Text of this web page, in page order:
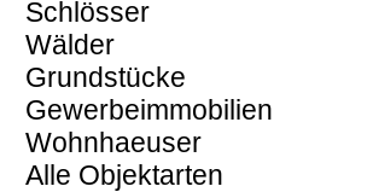
Schlösser
Wälder
Grundstücke
Gewerbeimmobilien
Wohnhaeuser
Alle Objektarten